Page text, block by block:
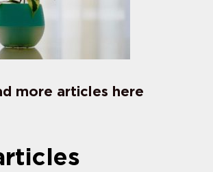
more articles here